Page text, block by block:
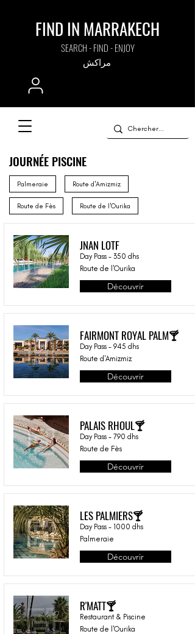
FIND IN MARRAKECH
SEARCH - FIND - ENJOY
مراكش
JOURNÉE PISCINE
Palmeraie Route d'Amizmiz
Route de Fès Route de l'Ourika
JNAN LOTF
Day Pass - 350 dhs
Route de l'Ourika
Découvrir
FAIRMONT ROYAL PALM🍸
Day Pass - 945 dhs
Route d'Amizmiz
Découvrir
PALAIS RHOUL🍸
Day Pass - 790 dhs
Route de Fès
Découvrir
LES PALMIERS🍸
Day Pass - 1000 dhs
Palmeraie
Découvrir
R'MATT🍸
Restaurant & Piscine
Route de l'Ourika